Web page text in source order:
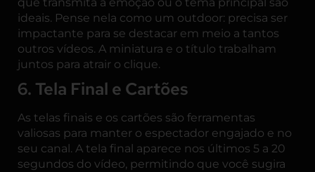
ideais. Pense nela como um outdoor: precisa ser
impactante para se destacar em meio a tantos
outros vídeos. A miniatura e o título trabalham
juntos para atrair o clique.
6. Tela Final e Cartões
As telas finais e os cartões são ferramentas
valiosas para manter o espectador engajado e no
seu canal. A tela final aparece nos últimos 5 a 20
segundos do vídeo, permitindo que você sugira